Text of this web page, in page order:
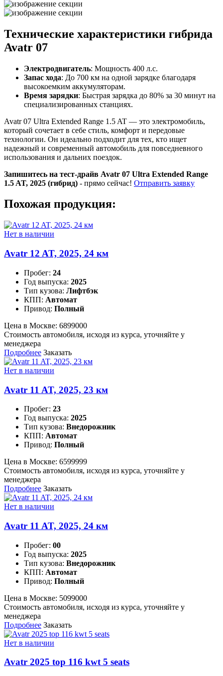
Технические характеристики гибрида
Avatr 07
Электродвигатель: Мощность 400 л.с.
Запас хода: До 700 км на одной зарядке благодаря
высокоемким аккумуляторам.
Время зарядки: Быстрая зарядка до 80% за 30 минут на
специализированных станциях.
Avatr 07 Ultra Extended Range 1.5 AT — это электромобиль,
который сочетает в себе стиль, комфорт и передовые
технологии. Он идеально подходит для тех, кто ищет
надежный и современный автомобиль для повседневного
использования и дальних поездок.
Запишитесь на тест-драйв Avatr 07 Ultra Extended Range
1.5 AT, 2025 (гибрид) - прямо сейчас! Отправить заявку
Похожая продукция:
Нет в наличии
Avatr 12 AT, 2025, 24 км
Пробег: 24
Год выпуска: 2025
Тип кузова: Лифтбэк
КПП: Автомат
Привод: Полный
Цена в Москве: 6899000
Стоимость автомобиля, исходя из курса, уточняйте у
менеджера
Подробнее Заказать
Нет в наличии
Avatr 11 AT, 2025, 23 км
Пробег: 23
Год выпуска: 2025
Тип кузова: Внедорожник
КПП: Автомат
Привод: Полный
Цена в Москве: 6599999
Стоимость автомобиля, исходя из курса, уточняйте у
менеджера
Подробнее Заказать
Нет в наличии
Avatr 11 AT, 2025, 24 км
Пробег: 00
Год выпуска: 2025
Тип кузова: Внедорожник
КПП: Автомат
Привод: Полный
Цена в Москве: 5099000
Стоимость автомобиля, исходя из курса, уточняйте у
менеджера
Подробнее Заказать
Нет в наличии
Avatr 2025 top 116 kwt 5 seats